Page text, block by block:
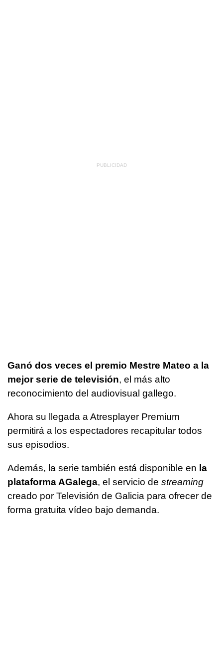
Ganó dos veces el premio Mestre Mateo a la
mejor serie de televisión, el más alto
reconocimiento del audiovisual gallego.
Ahora su llegada a Atresplayer Premium
permitirá a los espectadores recapitular todos
sus episodios.
Además, la serie también está disponible en la
plataforma AGalega, el servicio de streaming
creado por Televisión de Galicia para ofrecer de
forma gratuita vídeo bajo demanda.